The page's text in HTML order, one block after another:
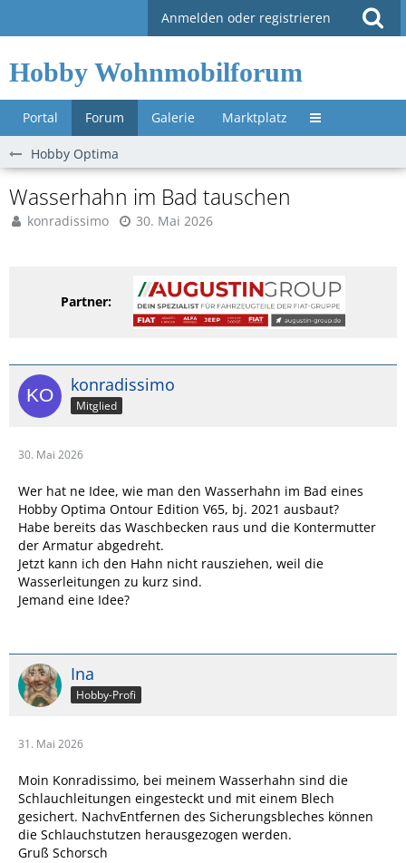
Anmelden oder registrieren
Hobby Wohnmobilforum
Portal Forum Galerie Marktplatz Untermenü »
Hobby Optima
Wasserhahn im Bad tauschen
konradissimo 30. Mai 2026
Partner:
konradissimo
Mitglied
30. Mai 2026
Wer hat ne Idee, wie man den Wasserhahn im Bad eines
Hobby Optima Ontour Edition V65, bj. 2021 ausbaut?
Habe bereits das Waschbecken raus und die Kontermutter
der Armatur abgedreht.
Jetzt kann ich den Hahn nicht rausziehen, weil die
Wasserleitungen zu kurz sind.
Jemand eine Idee?
Ina
Hobby-Profi
31. Mai 2026
Moin Konradissimo, bei meinem Wasserhahn sind die
Schlauchleitungen eingesteckt und mit einem Blech
gesichert. NachvEntfernen des Sicherungsbleches können
die Schlauchstutzen herausgezogen werden.
Gruß Schorsch